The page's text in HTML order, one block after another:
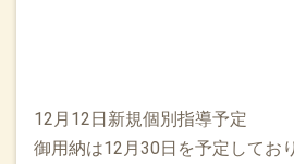
12月12日新規個別指導予定
御用納は12月30日を予定してお